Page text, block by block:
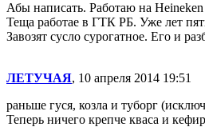
Абы написать. Работаю на
Теща работае в ГТК РБ. Уже лет
Завозят сусло сурогатное. Его и
ЛЕТУЧАЯ, 10 апреля 2014 19:51
раньше гуся, козла и туборг
Теперь ничего крепче кваса и